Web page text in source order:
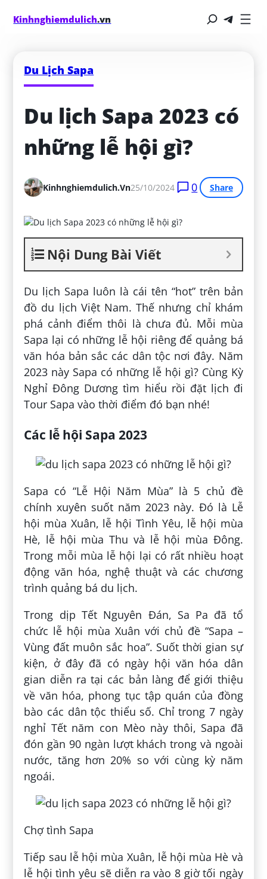
Kinhnghiemdulich.vn
Du Lịch Sapa
Du lịch Sapa 2023 có
những lễ hội gì?
Kinhnghiemdulich.vn25/10/2024 0 Share
Nội Dung Bài Viết
Du lịch Sapa luôn là cái tên “hot” trên bản
đồ du lịch Việt Nam. Thế nhưng chỉ khám
phá cảnh điểm thôi là chưa đủ. Mỗi mùa
Sapa lại có những lễ hội riêng để quảng bá
văn hóa bản sắc các dân tộc nơi đây. Năm
2023 này Sapa có những lễ hội gì? Cùng Kỳ
Nghỉ Đông Dương tìm hiểu rồi đặt lịch đi
Tour Sapa vào thời điểm đó bạn nhé!
Các lễ hội Sapa 2023
Sapa có “Lễ Hội Năm Mùa” là 5 chủ đề
chính xuyên suốt năm 2023 này. Đó là Lễ
hội mùa Xuân, lễ hội Tình Yêu, lễ hội mùa
Hè, lễ hội mùa Thu và lễ hội mùa Đông.
Trong mỗi mùa lễ hội lại có rất nhiều hoạt
động văn hóa, nghệ thuật và các chương
trình quảng bá du lịch.
Trong dịp Tết Nguyên Đán, Sa Pa đã tổ
chức lễ hội mùa Xuân với chủ đề “Sapa –
Vùng đất muôn sắc hoa”. Suốt thời gian sự
kiện, ở đây đã có ngày hội văn hóa dân
gian diễn ra tại các bản làng để giới thiệu
về văn hóa, phong tục tập quán của đồng
bào các dân tộc thiểu số. Chỉ trong 7 ngày
nghỉ Tết năm con Mèo này thôi, Sapa đã
đón gần 90 ngàn lượt khách trong và ngoài
nước, tăng hơn 20% so với cùng kỳ năm
ngoái.
Chợ tình Sapa
Tiếp sau lễ hội mùa Xuân, lễ hội mùa Hè và
lễ hội tình yêu sẽ diễn ra vào 8 giờ tối ngày